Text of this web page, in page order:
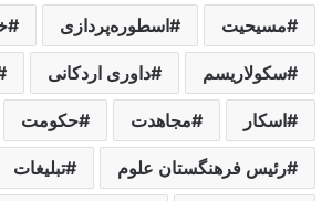
مسیحیت اسطوره‌پردازی
سکولاریسم داوری اردکانی
اسکار مجاهدت حکومت
رئیس فرهنگستان علوم تبلیغات